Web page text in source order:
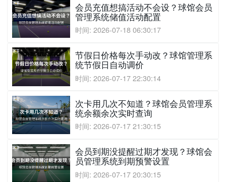
会员充值想搞活动不会设？球馆会员
管理系统储值活动配置
时间: 2026-07-18 06:30:17
节假日价格每次手动改？球馆管理系
统节假日自动调价
时间: 2026-07-17 22:30:14
次卡用几次不知道？球馆会员管理系
统余额余次实时查询
时间: 2026-07-17 21:30:15
会员到期没提醒过期才发现？球馆会
员管理系统到期预警设置
时间: 2026-07-17 20:30:15